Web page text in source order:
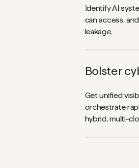
Identify AI
can access,
leakage.
Bolster
Get unified
orchestrate
hybrid, multi-